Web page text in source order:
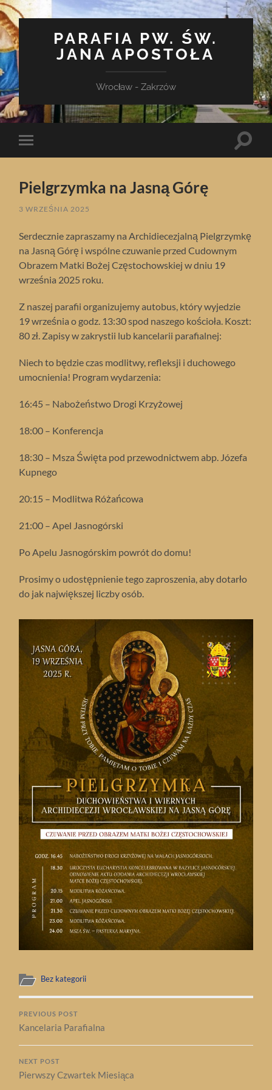
PARAFIA PW. ŚW.
JANA APOSTOŁA
Wrocław - Zakrzów
Toggle
mobile
Toggle
Pielgrzymka na Jasną Górę
3 WRZEŚNIA 2025
Serdecznie zapraszamy na Archidiecezjalną Pielgrzymkę
na Jasną Górę i wspólne czuwanie przed Cudownym
Obrazem Matki Bożej Częstochowskiej w dniu 19
września 2025 roku.
Z naszej parafii organizujemy autobus, który wyjedzie
19 września o godz. 13:30 spod naszego kościoła. Koszt:
80 zł. Zapisy w zakrystii lub kancelarii parafialnej:
Niech to będzie czas modlitwy, refleksji i duchowego
umocnienia! Program wydarzenia:
16:45 – Nabożeństwo Drogi Krzyżowej
18:00 – Konferencja
18:30 – Msza Święta pod przewodnictwem abp. Józefa
Kupnego
20:15 – Modlitwa Różańcowa
21:00 – Apel Jasnogórski
Po Apelu Jasnogórskim powrót do domu!
Prosimy o udostępnienie tego zaproszenia, aby dotarło
do jak największej liczby osób.
Bez kategorii
PREVIOUS POST
Kancelaria Parafialna
NEXT POST
Pierwszy Czwartek Miesiąca